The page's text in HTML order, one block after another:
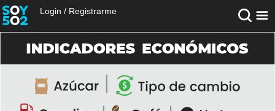
Login / Registrarme